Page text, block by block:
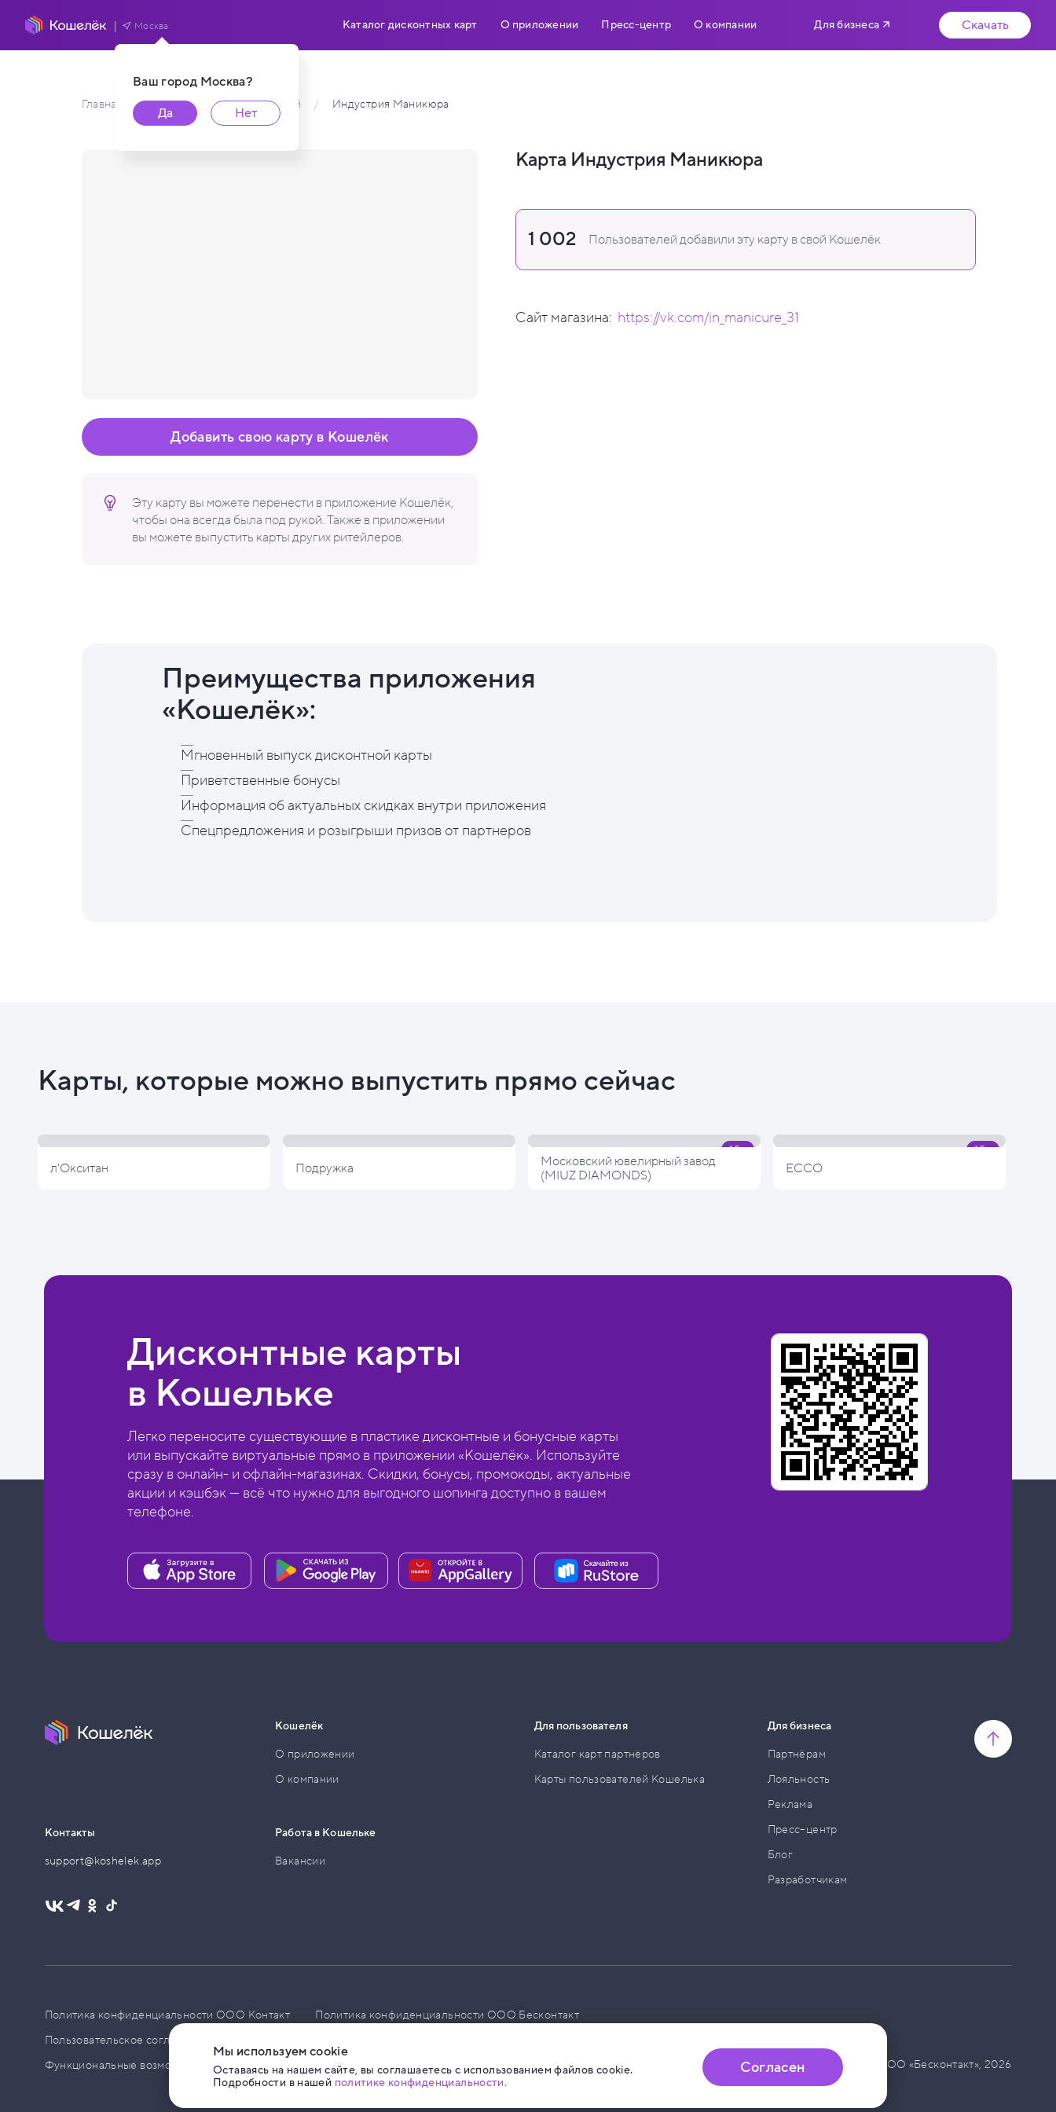
Ваш город Москва?
Да
Нет
Москва Каталог дисконтных карт О приложении Пресс-центр О компании Для бизнеса Скачать
Главная / Каталог карт пользователей / Индустрия Маникюра
Эту карту вы можете перенести в приложение Кошелёк,
чтобы она всегда была под рукой. Также в приложении
вы можете выпустить карты других ритейлеров.
Добавить свою карту в Кошелёк
Карта Индустрия Маникюра
1 002 Пользователей добавили эту карту в свой Кошелёк
Сайт магазина: https://vk.com/in_manicure_31
Преимущества приложения
«Кошелёк»:
Мгновенный выпуск дисконтной карты
Приветственные бонусы
Информация об актуальных скидках внутри приложения
Спецпредложения и розыгрыши призов от партнеров
Карты, которые можно выпустить прямо сейчас
л'Окситан Подружка
Московский ювелирный завод
(MIUZ DIAMONDS)
ECCO
Дисконтные карты
в Кошельке
Легко переносите существующие в пластике дисконтные и бонусные карты
или выпускайте виртуальные прямо в приложении «Кошелёк». Используйте
сразу в онлайн- и офлайн-магазинах. Скидки, бонусы, промокоды, актуальные
акции и кэшбэк — всё что нужно для выгодного шопинга доступно в вашем
телефоне.
Контакты
support@koshelek.app
Кошелёк
О приложении
О компании
Работа в Кошельке
Вакансии
Для пользователя
Каталог карт партнёров
Карты пользователей Кошелька
Для бизнеса
Партнёрам
Лояльность
Реклама
Пресс–центр
Блог
Разработчикам
Политика конфиденциальности ООО Контакт
Политика конфиденциальности ООО Бесконтакт
Пользовательское соглашение
Функциональные возможности ПО
© ООО «Бесконтакт», 2026
Мы используем cookie
Оставаясь на нашем сайте, вы соглашаетесь с использованием файлов cookie.
Подробности в нашей политике конфиденциальности.
Согласен